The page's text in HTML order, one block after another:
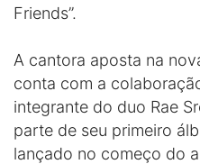
Friends”.
A cantora aposta na
conta com a
integrante do duo Rae
parte de seu primeiro
lançado no começo do